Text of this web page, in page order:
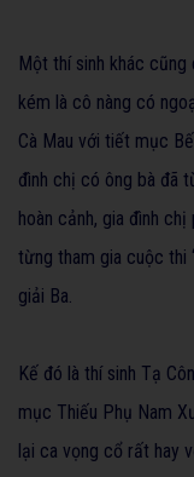
Một thí sinh khác
kém là cô nàng có
Cà Mau với tiết mục
đình chị có ông bà đã
hoàn cảnh, gia đình
từng tham gia cuộc thi
giải Ba.
Kế đó là thí sinh Tạ
mục Thiếu Phụ Nam
lại ca vọng cổ rất hay